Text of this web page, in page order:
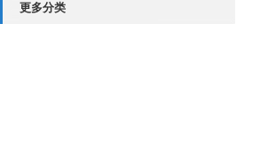
更多分类